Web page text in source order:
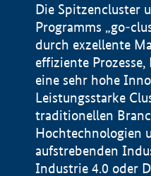
Die Spitzencluster
Programms „go-
durch exzellente
effiziente
eine sehr hohe
Leistungsstarke
traditionellen
Hochtechnologien
aufstrebenden
Industrie 4.0 oder